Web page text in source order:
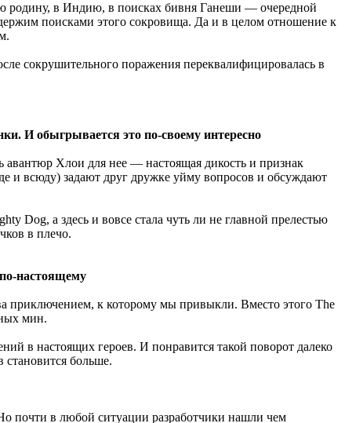
родину, в Индию, в поисках бивня Ганеши — очередной
поисками этого сокровища. Да и в целом отношение к
сокрушительного поражения переквалифицировалась в
И обыгрывается это по-своему интересно
Хлои для нее — настоящая дикость и признак
и всюду) задают друг дружке уйму вопросов и обсуждают
Dog, а здесь и вовсе стала чуть ли не главной прелестью
в плечо.
настоящему
приключением, к которому мы привыкли. Вместо этого The
мин.
в настоящих героев. И понравится такой поворот далеко
больше.
почти в любой ситуации разработчики нашли чем